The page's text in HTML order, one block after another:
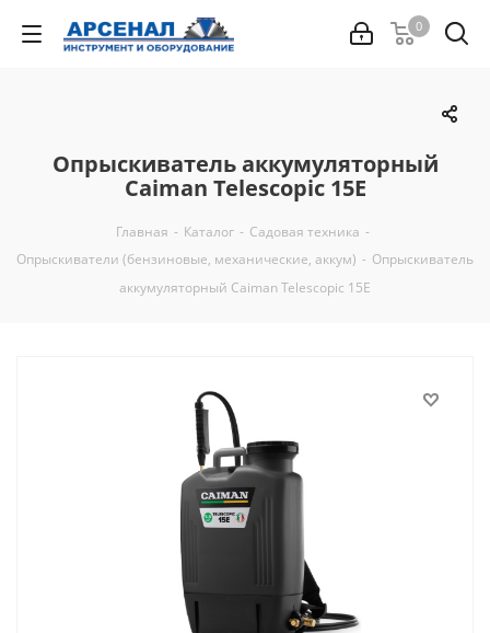
0
Опрыскиватель аккумуляторный
Caiman Telescopic 15E
Главная - Каталог - Садовая техника -
Опрыскиватели (бензиновые, механические, аккум) - Опрыскиватель
аккумуляторный Caiman Telescopic 15E